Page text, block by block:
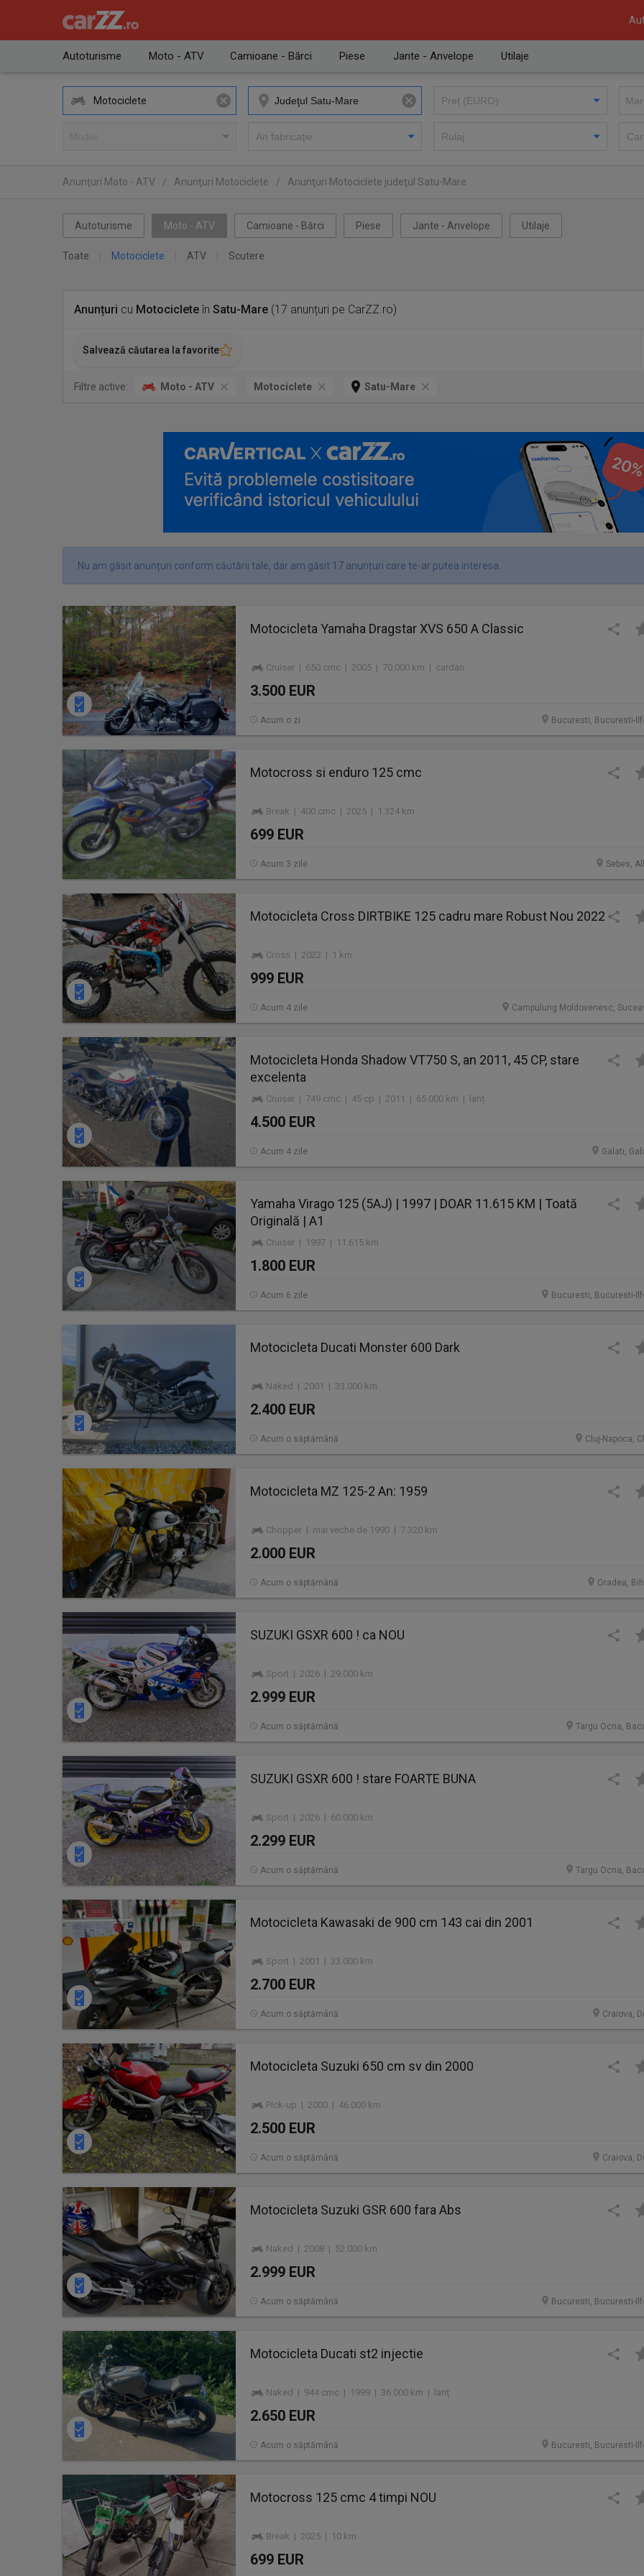
Autoturisme Moto - ATV Camioane - Bărci Piese Jante - Anvelope Utilaje
Motociclete
Anunţuri Moto - ATV / Anunţuri Motociclete / Anunţuri Motociclete judeţul Satu-Mare
Autoturisme Moto - ATV Camioane - Bărci Piese Jante - Anvelope Utilaje
Toate Motociclete ATV Scutere
Anunțuri cu Motocicleteîn Satu-Mare (17 anunțuri pe CarZZ.ro)
Salvează căutarea la favorite
Filtre active: Moto - ATV Motociclete Satu-Mare
Nu am găsit anunțuri conform căutării tale, dar am găsit 17 anunțuri care te-ar putea interesa.
Motocicleta Yamaha Dragstar XVS 650 A Classic
Cruiser | 650 cmc | 2005 | 70.000 km | cardan
3.500 EUR
Bucuresti, Bucuresti-
Acum o zi
Motocross si enduro 125 cmc
Break | 400 cmc | 2025 | 1.324 km
699 EUR
Sebes,
Acum 3 zile
Motocicleta Cross DIRTBIKE 125 cadru mare Robust Nou 2022
Cross | 2022 | 1 km
999 EUR
Campulung Moldovenesc,
Acum 4 zile
Motocicleta Honda Shadow VT750 S, an 2011, 45 CP, stare
excelenta
Cruiser | 749 cmc | 45 cp | 2011 | 65.000 km | lanț
4.500 EUR
Galati,
Acum 4 zile
Yamaha Virago 125 (5AJ) | 1997 | DOAR 11.615 KM | Toată
Originală | A1
Cruiser | 1997 | 11.615 km
1.800 EUR
Bucuresti, Bucuresti-
Acum 6 zile
Motocicleta Ducati Monster 600 Dark
Naked | 2001 | 33.000 km
2.400 EUR
Cluj-Napoca,
Acum o săptămână
Motocicleta MZ 125-2 An: 1959
Chopper | mai veche de 1990 | 7.320 km
2.000 EUR
Oradea,
Acum o săptămână
SUZUKI GSXR 600 ! ca NOU
Sport | 2026 | 29.000 km
2.999 EUR
Targu Ocna,
Acum o săptămână
SUZUKI GSXR 600 ! stare FOARTE BUNA
Sport | 2026 | 60.000 km
2.299 EUR
Targu Ocna,
Acum o săptămână
Motocicleta Kawasaki de 900 cm 143 cai din 2001
Sport | 2001 | 33.000 km
2.700 EUR
Craiova,
Acum o săptămână
Motocicleta Suzuki 650 cm sv din 2000
Pick-up | 2000 | 46.000 km
2.500 EUR
Craiova,
Acum o săptămână
Motocicleta Suzuki GSR 600 fara Abs
Naked | 2008 | 52.000 km
2.999 EUR
Bucuresti, Bucuresti-
Acum o săptămână
Motocicleta Ducati st2 injectie
Naked | 944 cmc | 1999 | 36.000 km | lanț
2.650 EUR
Bucuresti, Bucuresti-
Acum o săptămână
Motocross 125 cmc 4 timpi NOU
Break | 2025 | 10 km
699 EUR